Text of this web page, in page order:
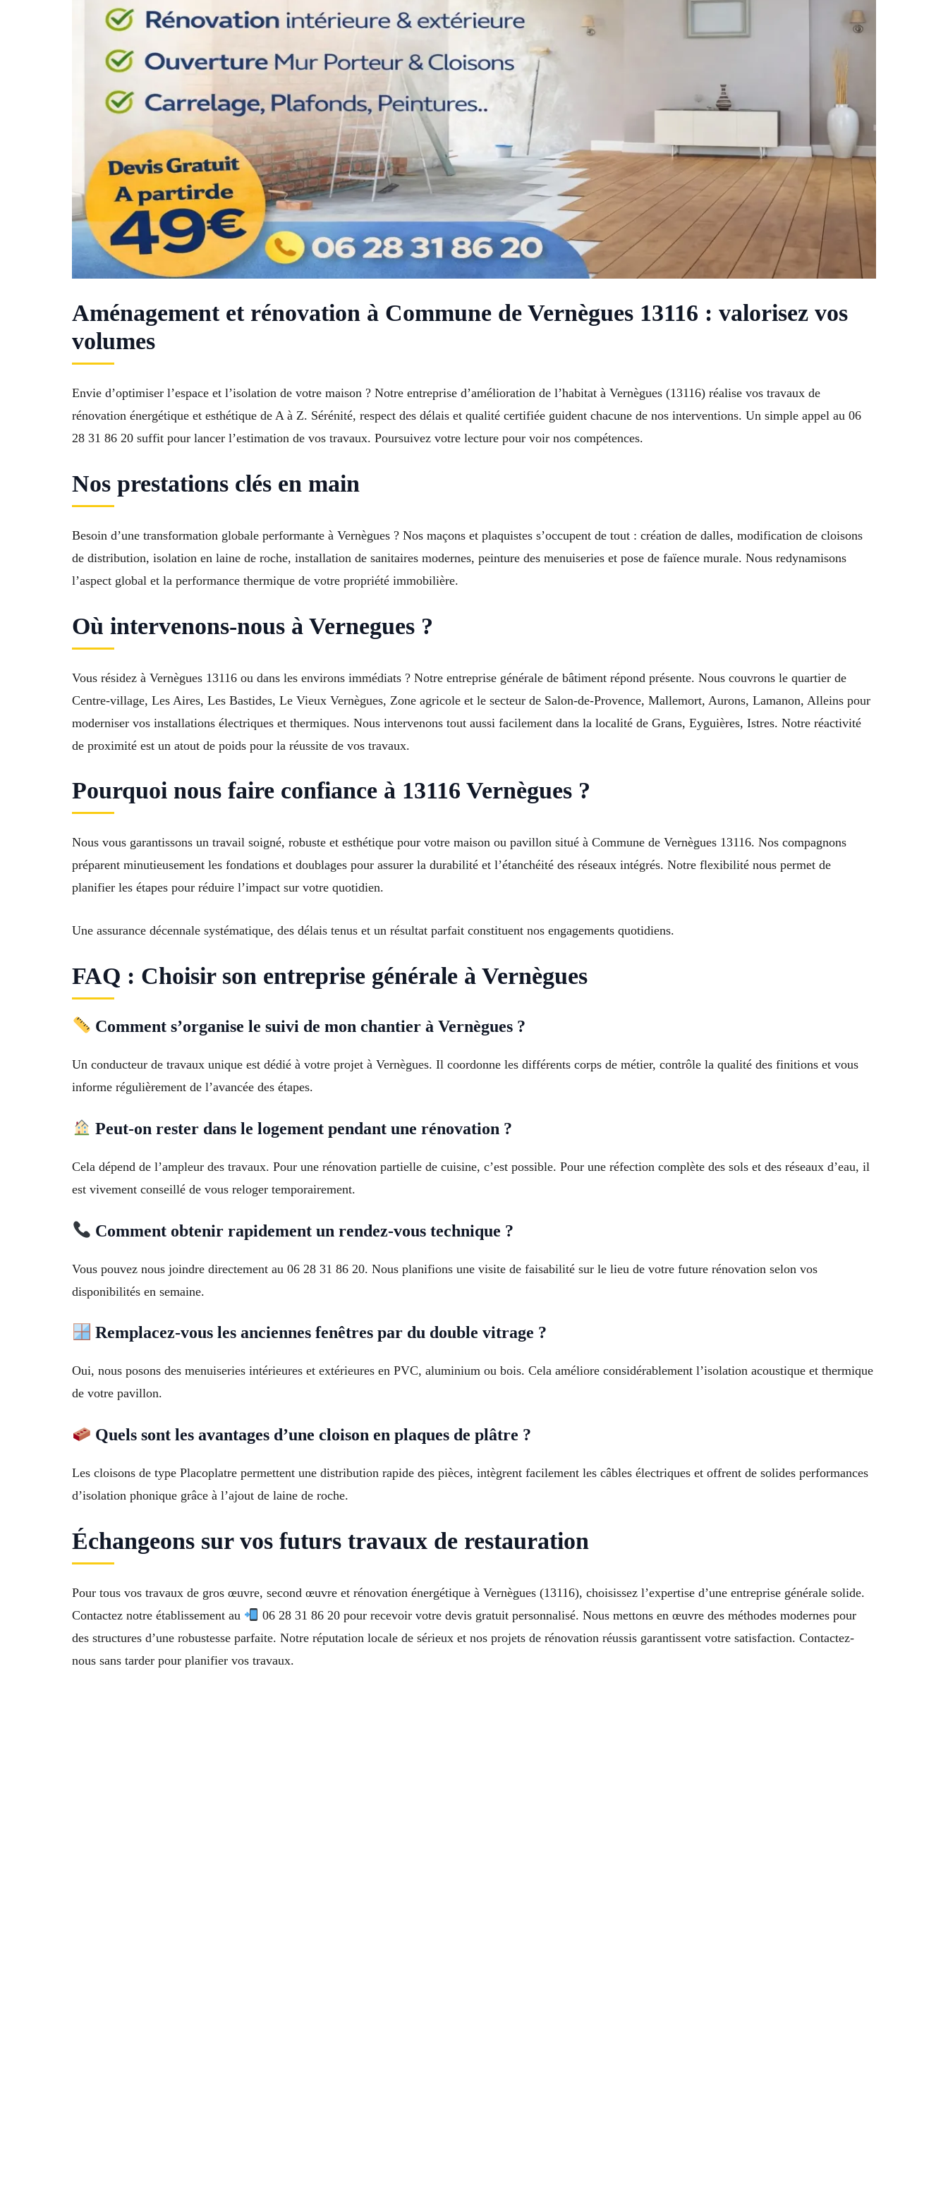
Aménagement et rénovation à Commune de Vernègues 13116 : valorisez vos
volumes
Envie d’optimiser l’espace et l’isolation de votre maison ? Notre entreprise d’amélioration de l’habitat à Vernègues (13116) réalise vos travaux de
rénovation énergétique et esthétique de A à Z. Sérénité, respect des délais et qualité certifiée guident chacune de nos interventions. Un simple appel au 06
28 31 86 20 suffit pour lancer l’estimation de vos travaux. Poursuivez votre lecture pour voir nos compétences.
Nos prestations clés en main
Besoin d’une transformation globale performante à Vernègues ? Nos maçons et plaquistes s’occupent de tout : création de dalles, modification de cloisons
de distribution, isolation en laine de roche, installation de sanitaires modernes, peinture des menuiseries et pose de faïence murale. Nous redynamisons
l’aspect global et la performance thermique de votre propriété immobilière.
Où intervenons-nous à Vernegues ?
Vous résidez à Vernègues 13116 ou dans les environs immédiats ? Notre entreprise générale de bâtiment répond présente. Nous couvrons le quartier de
Centre-village, Les Aires, Les Bastides, Le Vieux Vernègues, Zone agricole et le secteur de Salon-de-Provence, Mallemort, Aurons, Lamanon, Alleins pour
moderniser vos installations électriques et thermiques. Nous intervenons tout aussi facilement dans la localité de Grans, Eyguières, Istres. Notre réactivité
de proximité est un atout de poids pour la réussite de vos travaux.
Pourquoi nous faire confiance à 13116 Vernègues ?
Nous vous garantissons un travail soigné, robuste et esthétique pour votre maison ou pavillon situé à Commune de Vernègues 13116. Nos compagnons
préparent minutieusement les fondations et doublages pour assurer la durabilité et l’étanchéité des réseaux intégrés. Notre flexibilité nous permet de
planifier les étapes pour réduire l’impact sur votre quotidien.
Une assurance décennale systématique, des délais tenus et un résultat parfait constituent nos engagements quotidiens.
FAQ : Choisir son entreprise générale à Vernègues
Comment s’organise le suivi de mon chantier à Vernègues ?
Un conducteur de travaux unique est dédié à votre projet à Vernègues. Il coordonne les différents corps de métier, contrôle la qualité des finitions et vous
informe régulièrement de l’avancée des étapes.
Peut-on rester dans le logement pendant une rénovation ?
Cela dépend de l’ampleur des travaux. Pour une rénovation partielle de cuisine, c’est possible. Pour une réfection complète des sols et des réseaux d’eau, il
est vivement conseillé de vous reloger temporairement.
Comment obtenir rapidement un rendez-vous technique ?
Vous pouvez nous joindre directement au 06 28 31 86 20. Nous planifions une visite de faisabilité sur le lieu de votre future rénovation selon vos
disponibilités en semaine.
Remplacez-vous les anciennes fenêtres par du double vitrage ?
Oui, nous posons des menuiseries intérieures et extérieures en PVC, aluminium ou bois. Cela améliore considérablement l’isolation acoustique et thermique
de votre pavillon.
Quels sont les avantages d’une cloison en plaques de plâtre ?
Les cloisons de type Placoplatre permettent une distribution rapide des pièces, intègrent facilement les câbles électriques et offrent de solides performances
d’isolation phonique grâce à l’ajout de laine de roche.
Échangeons sur vos futurs travaux de restauration
Pour tous vos travaux de gros œuvre, second œuvre et rénovation énergétique à Vernègues (13116), choisissez l’expertise d’une entreprise générale solide.
Contactez notre établissement au
06 28 31 86 20 pour recevoir votre devis gratuit personnalisé. Nous mettons en œuvre des méthodes modernes pour
des structures d’une robustesse parfaite. Notre réputation locale de sérieux et nos projets de rénovation réussis garantissent votre satisfaction. Contactez-
nous sans tarder pour planifier vos travaux.